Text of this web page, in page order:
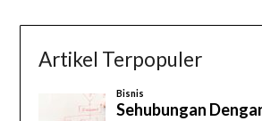
Artikel Terpopuler